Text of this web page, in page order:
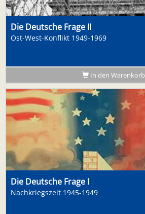
Die Deutsche Frage II
Ost-West-Konflikt 1949-1969
In den Warenkorb
Die Deutsche Frage I
Nachkriegszeit 1945-1949